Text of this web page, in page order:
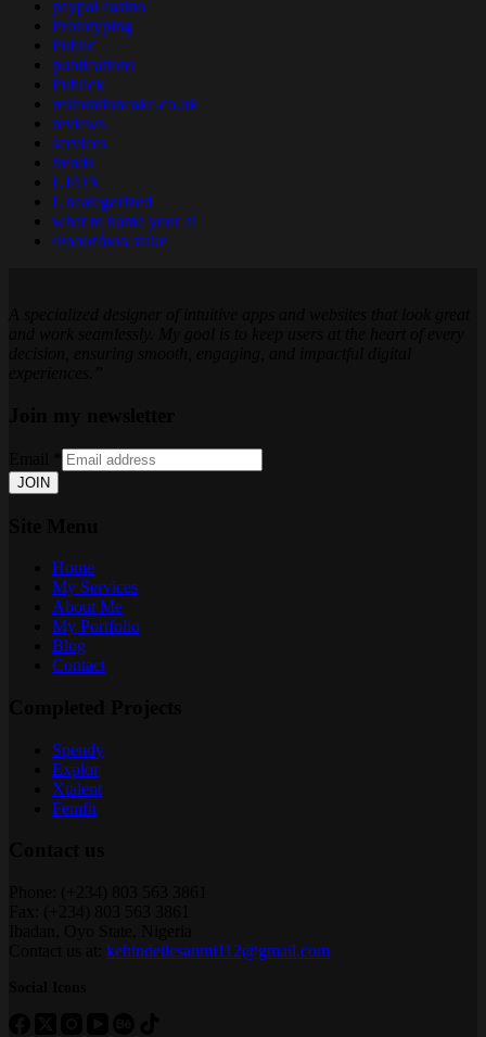
paypal casino
Prototyping
Public
publications
Publick
restorationcake.co.uk
reviews
services
trends
UI/UX
Uncategorized
what to name your ai
Φρουτάκια stake
JOIN
Home
My Services
About Me
My Portfolio
Blog
Contact
Spendy
Explor
Xtalent
Femfit
kehindeilesanmi112@gmail.com